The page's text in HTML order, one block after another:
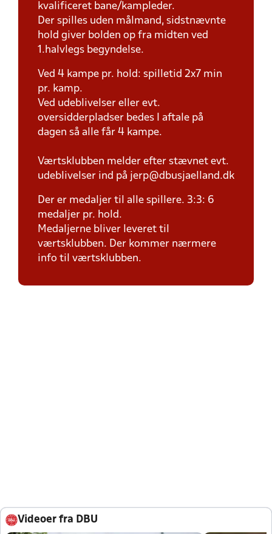
kvalificeret bane/kampleder.
Der spilles uden målmand, sidstnævnte
hold giver bolden op fra midten ved
1.halvlegs begyndelse.
Ved 4 kampe pr. hold: spilletid 2x7 min
pr. kamp.
Ved udeblivelser eller evt.
oversidderpladser bedes I aftale på
dagen så alle får 4 kampe.
Værtsklubben melder efter stævnet evt.
udeblivelser ind på jerp@dbusjaelland.dk
Der er medaljer til alle spillere. 3:3: 6
medaljer pr. hold.
Medaljerne bliver leveret til
værtsklubben. Der kommer nærmere
info til værtsklubben.
Videoer fra DBU